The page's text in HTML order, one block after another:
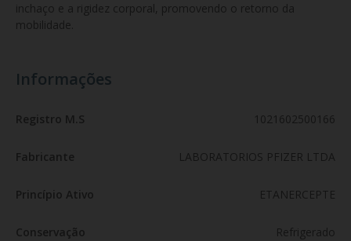
inchaço e a rigidez corporal, promovendo o retorno da
mobilidade.
Informações
Registro M.S 1021602500166
Fabricante LABORATORIOS PFIZER LTDA
Princípio Ativo ETANERCEPTE
Conservação Refrigerado